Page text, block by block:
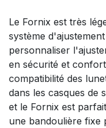
Le Fornix est très
système
personnaliser
en sécurité et
compatibilité des
dans les casques de
et le Fornix est
une bandoulière fixe